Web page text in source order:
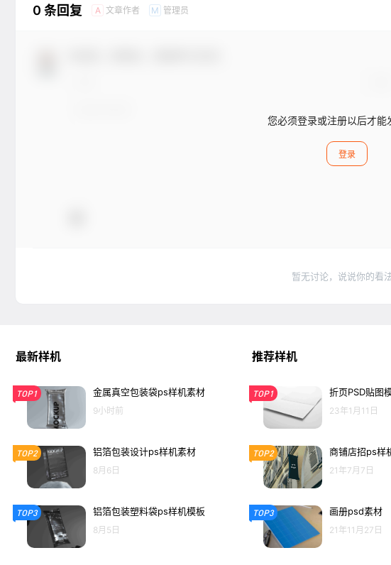
0 条回复 A 文章作者 M 管理员
您必须登录或注册以后才能
登录
暂无讨论，说说你的看
最新样机
TOP1 金属真空包装袋ps样机素材
9小时前
TOP2 铝箔包装设计ps样机素材
8月6日
TOP3 铝箔包装塑料袋ps样机模板
8月5日
推荐样机
TOP1 折页PSD贴图
23年1月11日
TOP2 商铺店招ps样
21年7月7日
TOP3 画册psd素材
21年11月27日